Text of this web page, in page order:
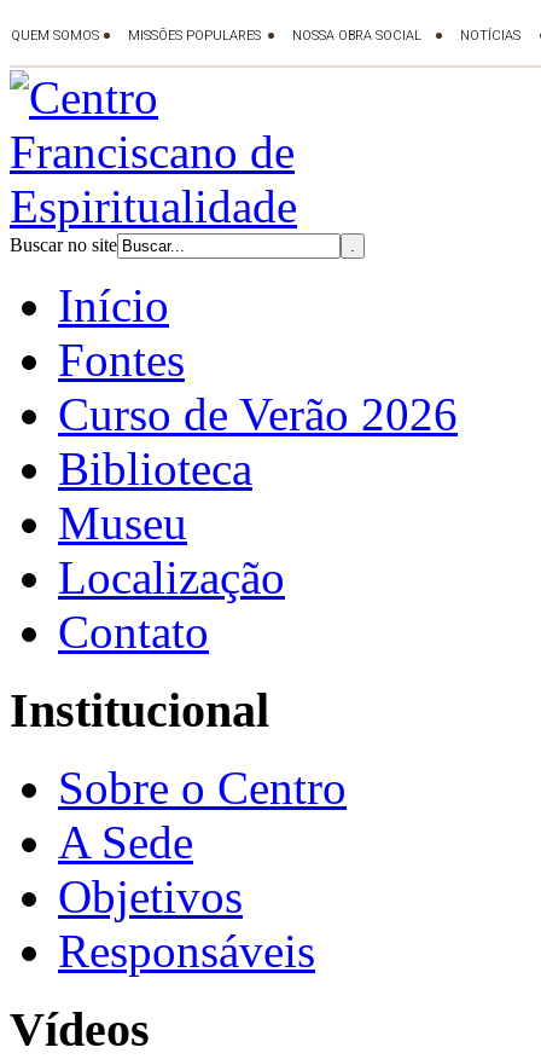
Buscar no site
Início
Fontes
Curso de Verão 2026
Biblioteca
Museu
Localização
Contato
Institucional
Sobre o Centro
A Sede
Objetivos
Responsáveis
Vídeos